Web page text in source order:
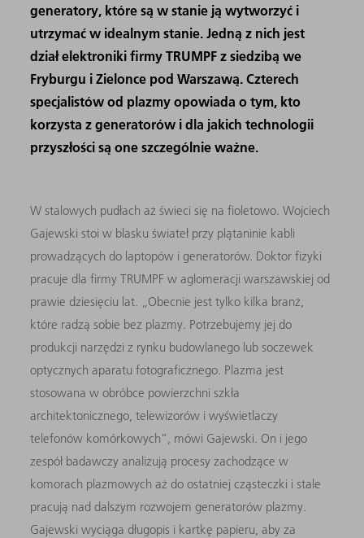
generatory, które są w stanie ją wytworzyć i
utrzymać w idealnym stanie. Jedną z nich jest
dział elektroniki firmy TRUMPF z siedzibą we
Fryburgu i Zielonce pod Warszawą. Czterech
specjalistów od plazmy opowiada o tym, kto
korzysta z generatorów i dla jakich technologii
przyszłości są one szczególnie ważne.
W stalowych pudłach aż świeci się na fioletowo. Wojciech
Gajewski stoi w blasku świateł przy plątaninie kabli
prowadzących do laptopów i generatorów. Doktor fizyki
pracuje dla firmy TRUMPF w aglomeracji warszawskiej od
prawie dziesięciu lat. „Obecnie jest tylko kilka branż,
które radzą sobie bez plazmy. Potrzebujemy jej do
produkcji narzędzi z rynku budowlanego lub soczewek
optycznych aparatu fotograficznego. Plazma jest
stosowana w obróbce powierzchni szkła
architektonicznego, telewizorów i wyświetlaczy
telefonów komórkowych”, mówi Gajewski. On i jego
zespół badawczy analizują procesy zachodzące w
komorach plazmowych aż do ostatniej cząsteczki i stale
pracują nad dalszym rozwojem generatorów plazmy.
Gajewski wyciąga długopis i kartkę papieru, aby za